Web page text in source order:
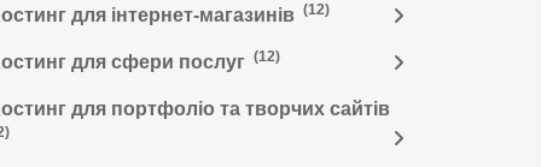
для інтернет-магазинів (12)
для сфери послуг (12)
для портфоліо та творчих сайтів